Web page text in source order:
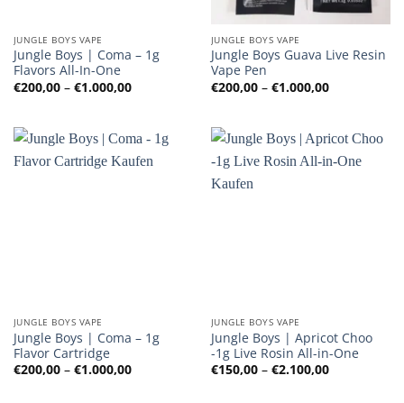
JUNGLE BOYS VAPE
Jungle Boys | Coma – 1g
Flavors All-In-One
€200,00 – €1.000,00Preisspanne:
€200,00
JUNGLE BOYS VAPE
Jungle Boys Guava Live Resin
Vape Pen
€200,00 – €1.000,00
€200,00
JUNGLE BOYS VAPE
Jungle Boys | Coma – 1g
Flavor Cartridge
€200,00 – €1.000,00Preisspanne:
JUNGLE BOYS VAPE
Jungle Boys | Apricot Choo
-1g Live Rosin All-in-One
€150,00 – €2.100,00